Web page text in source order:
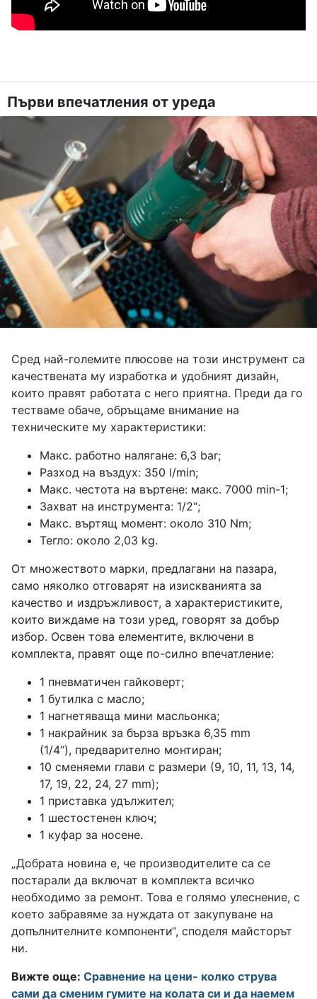
Първи впечатления от уреда
Сред най-големите плюсове на този инструмент са
качествената му изработка и удобният дизайн,
които правят работата с него приятна. Преди да го
тестваме обаче, обръщаме внимание на
техническите му характеристики:
Макс. работно налягане: 6,3 bar;
Разход на въздух: 350 l/min;
Макс. честота на въртене: макс. 7000 min-1;
Захват на инструмента: 1/2“;
Макс. въртящ момент: около 310 Nm;
Тегло: около 2,03 kg.
От множеството марки, предлагани на пазара,
само няколко отговарят на изискванията за
качество и издръжливост, а характеристиките,
които виждаме на този уред, говорят за добър
избор. Освен това елементите, включени в
комплекта, правят още по-силно впечатление:
1 пневматичен гайковерт;
1 бутилка с масло;
1 нагнетяваща мини масльонка;
1 накрайник за бърза връзка 6,35 mm
(1/4“), предварително монтиран;
10 сменяеми глави с размери (9, 10, 11, 13, 14,
17, 19, 22, 24, 27 mm);
1 приставка удължител;
1 шестостенен ключ;
1 куфар за носене.
„Добрата новина е, че производителите са се
постарали да включат в комплекта всичко
необходимо за ремонт. Това е голямо улеснение, с
което забравяме за нуждата от закупуване на
допълнителните компоненти“, споделя майсторът
ни.
Вижте още: Сравнение на цени- колко струва
сами да сменим гумите на колата си и да наемем